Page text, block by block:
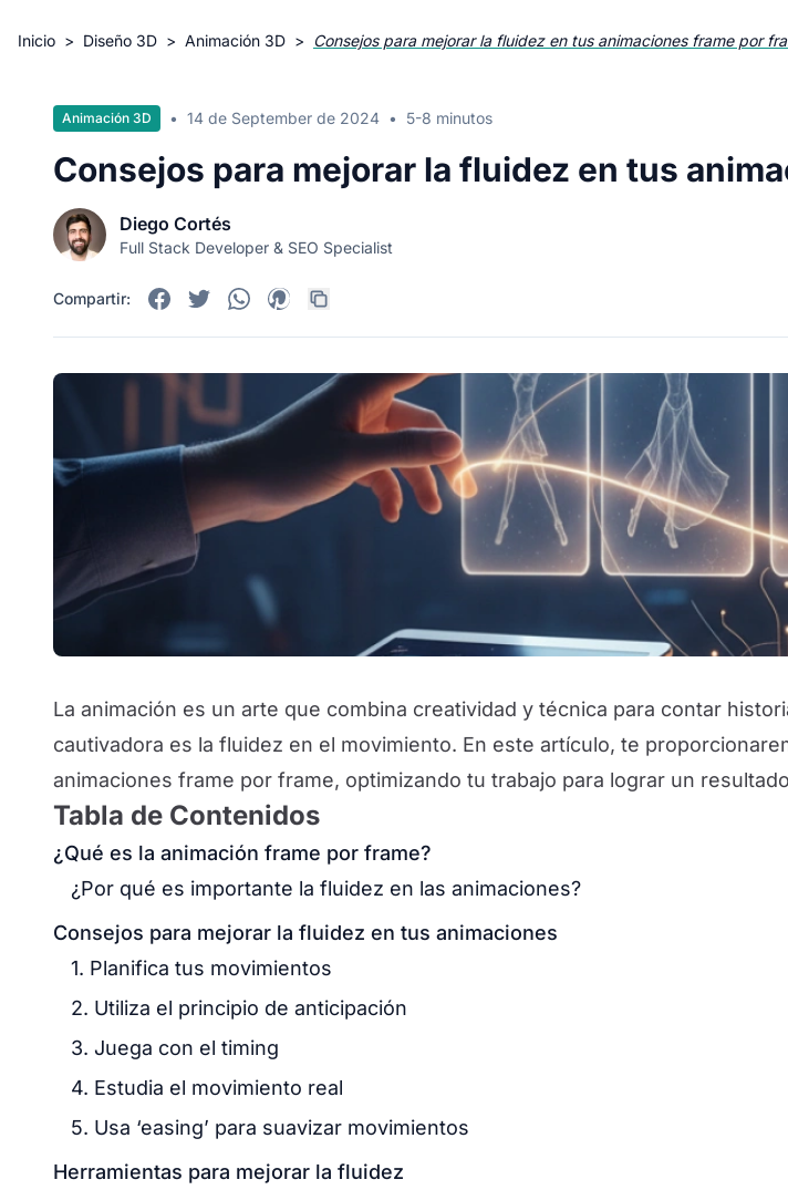
Inicio > Diseño 3D > Animación 3D > Consejos para mejorar la fluidez en tus animaciones frame por
Animación 3D • 14 de September de 2024 • 5-8 minutos
Consejos para mejorar la fluidez en tus
Diego Cortés
Full Stack Developer & SEO Specialist
Compartir:
La animación es un arte que combina creatividad y técnica para contar
cautivadora es la fluidez en el movimiento. En este artículo, te
animaciones frame por frame, optimizando tu trabajo para lograr un
Tabla de Contenidos
¿Qué es la animación frame por frame?
¿Por qué es importante la fluidez en las animaciones?
Consejos para mejorar la fluidez en tus animaciones
1. Planifica tus movimientos
2. Utiliza el principio de anticipación
3. Juega con el timing
4. Estudia el movimiento real
5. Usa ‘easing’ para suavizar movimientos
Herramientas para mejorar la fluidez